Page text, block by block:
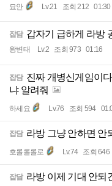
묘안 Lv.21 조회 212 01:30
잡담 갑자기 급하게 라방
왕변태 Lv.2 조회 973 01:16
잡담 진짜 개병신게임이
냐 알려줘
하세요 Lv.76 조회 594
잡담 라방 그냥 안하면 안
호롤롤롤로 Lv.74 조회 646
잡담 라방 이제 기대 안되